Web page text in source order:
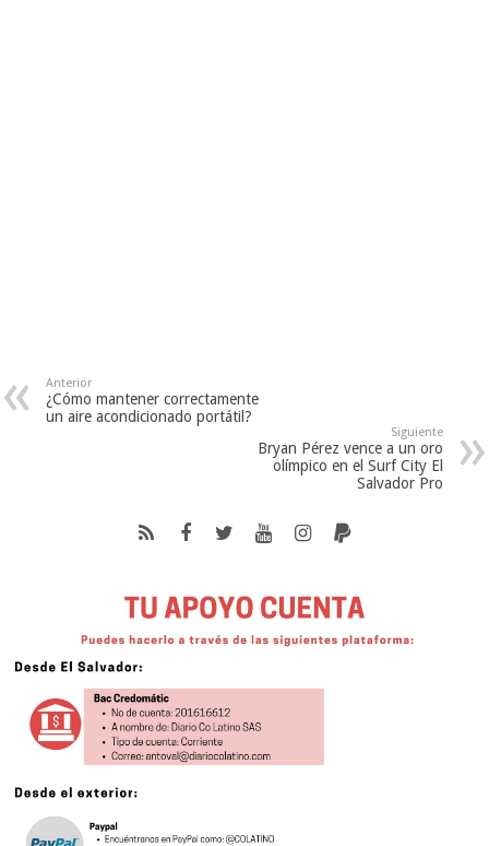
Anterior
¿Cómo mantener correctamente
un aire acondicionado portátil?
Siguiente
Bryan Pérez vence a un oro
olímpico en el Surf City El
Salvador Pro